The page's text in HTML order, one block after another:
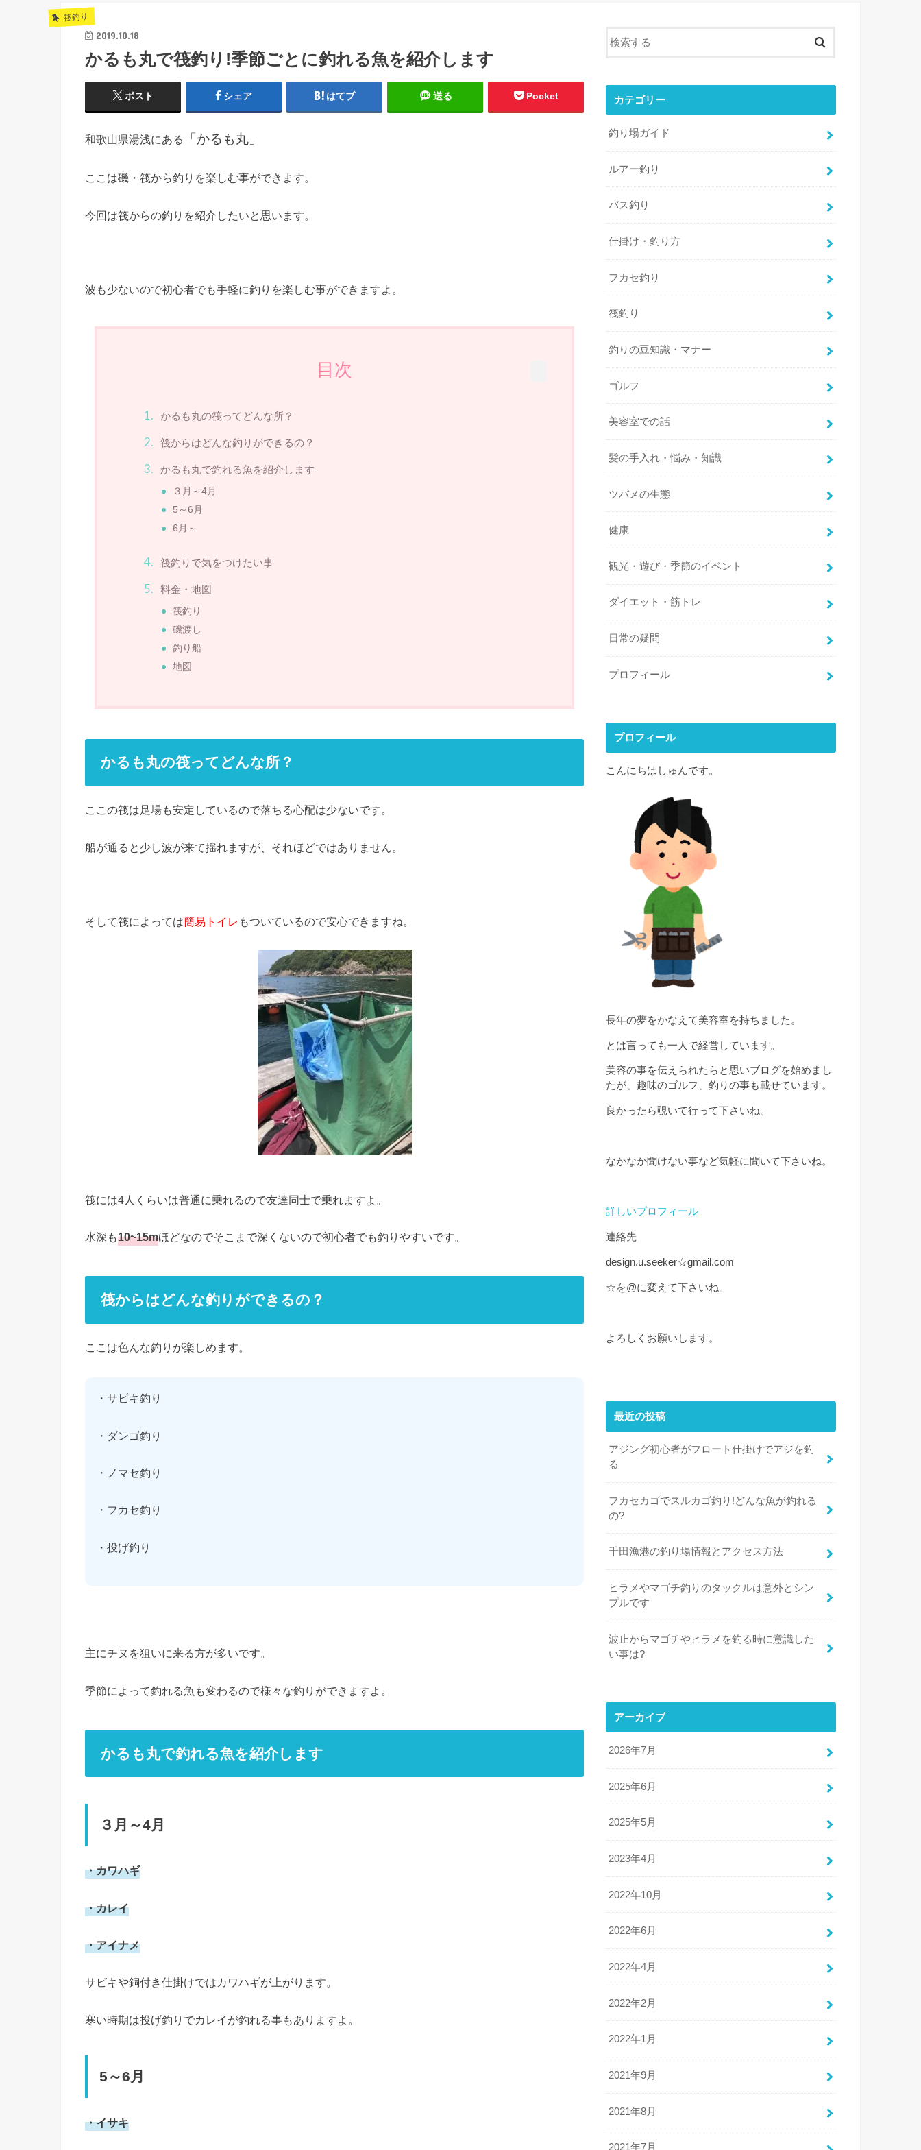
筏釣り
2019.10.18
かるも丸で筏釣り!季節ごとに釣れる魚を紹介します
ポスト シェア はてブ 送る Pocket
和歌山県湯浅にある 「かるも丸」
ここは磯・筏から釣りを楽しむ事ができます。
今回は筏からの釣りを紹介したいと思います。
波も少ないので初心者でも手軽に釣りを楽しむ事ができますよ。
目次
かるも丸の筏ってどんな所？
筏からはどんな釣りができるの？
かるも丸で釣れる魚を紹介します
３月～4月
5～6月
6月～
筏釣りで気をつけたい事
料金・地図
筏釣り
磯渡し
釣り船
地図
かるも丸の筏ってどんな所？
ここの筏は足場も安定しているので落ちる心配は少ないです。
船が通ると少し波が来て揺れますが、それほどではありません。
そして筏によっては簡易トイレ もついているので安心できますね。
筏には4人くらいは普通に乗れるので友達同士で乗れますよ。
水深も10~15mほどなのでそこまで深くないので初心者でも釣りやすいです。
筏からはどんな釣りができるの？
ここは色んな釣りが楽しめます。
・サビキ釣り
・ダンゴ釣り
・ノマセ釣り
・フカセ釣り
・投げ釣り
主にチヌを狙いに来る方が多いです。
季節によって釣れる魚も変わるので様々な釣りができますよ。
かるも丸で釣れる魚を紹介します
３月～4月
・カワハギ
・カレイ
・アイナメ
サビキや銅付き仕掛けではカワハギが上がります。
寒い時期は投げ釣りでカレイが釣れる事もありますよ。
5～6月
・イサキ
カテゴリー
釣り場ガイド
ルアー釣り
バス釣り
仕掛け・釣り方
フカセ釣り
筏釣り
釣りの豆知識・マナー
ゴルフ
美容室での話
髪の手入れ・悩み・知識
ツバメの生態
健康
観光・遊び・季節のイベント
ダイエット・筋トレ
日常の疑問
プロフィール
プロフィール
こんにちはしゅんです。
長年の夢をかなえて美容室を持ちました。
とは言っても一人で経営しています。
美容の事を伝えられたらと思いブログを始めまし
たが、趣味のゴルフ、釣りの事も載せています。
良かったら覗いて行って下さいね。
なかなか聞けない事など気軽に聞いて下さいね。
詳しいプロフィール
連絡先
design.u.seeker☆gmail.com
☆を@に変えて下さいね。
よろしくお願いします。
最近の投稿
アジング初心者がフロート仕掛けでアジを釣
る
フカセカゴでスルカゴ釣り!どんな魚が釣れる
の?
千田漁港の釣り場情報とアクセス方法
ヒラメやマゴチ釣りのタックルは意外とシン
プルです
波止からマゴチやヒラメを釣る時に意識した
い事は?
アーカイブ
2026年7月
2025年6月
2025年5月
2023年4月
2022年10月
2022年6月
2022年4月
2022年2月
2022年1月
2021年9月
2021年8月
2021年7月